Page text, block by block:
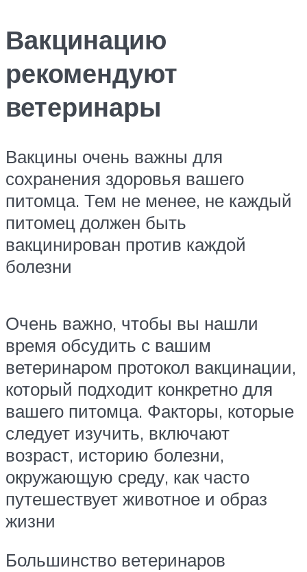
Вакцинацию
рекомендуют
ветеринары
Вакцины очень важны для
сохранения здоровья вашего
питомца. Тем не менее, не каждый
питомец должен быть
вакцинирован против каждой
болезни
Очень важно, чтобы вы нашли
время обсудить с вашим
ветеринаром протокол вакцинации,
который подходит конкретно для
вашего питомца. Факторы, которые
следует изучить, включают
возраст, историю болезни,
окружающую среду, как часто
путешествует животное и образ
жизни
Большинство ветеринаров